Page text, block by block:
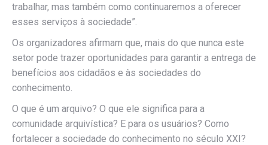
trabalhar, mas também como continuaremos a oferecer
esses serviços à sociedade”.
Os organizadores afirmam que, mais do que nunca este
setor pode trazer oportunidades para garantir a entrega de
benefícios aos cidadãos e às sociedades do
conhecimento.
O que é um arquivo? O que ele significa para a
comunidade arquivística? E para os usuários? Como
fortalecer a sociedade do conhecimento no século XXI?